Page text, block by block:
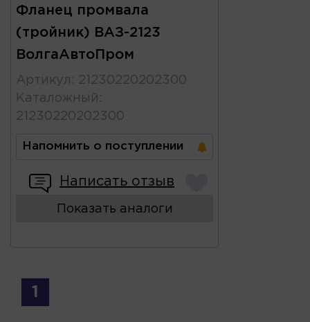
Фланец промвала
(тройник) ВАЗ-2123
ВолгаАвтоПром
Артикул : 21230220202300
Каталожный :
21230220202300
Напомнить о поступлении
Написать отзыв
Показать аналоги
1